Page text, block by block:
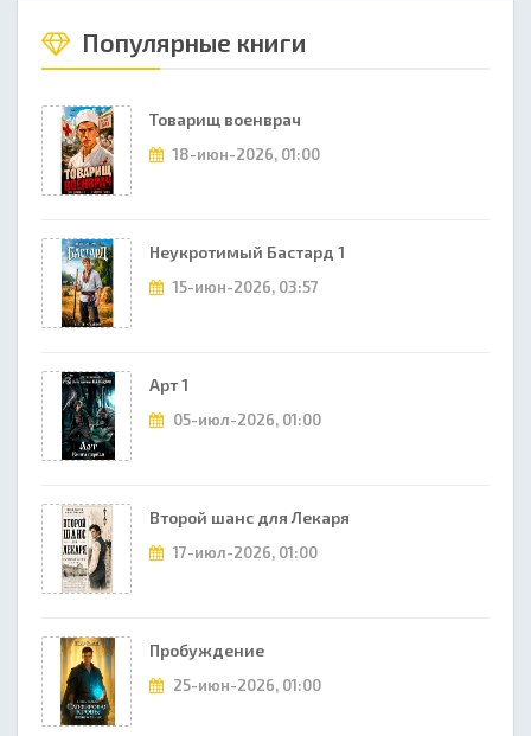
Популярные книги
Товарищ военврач
18-июн-2026, 01:00
Неукротимый Бастард 1
15-июн-2026, 03:57
Арт 1
05-июл-2026, 01:00
Второй шанс для Лекаря
17-июл-2026, 01:00
Пробуждение
25-июн-2026, 01:00